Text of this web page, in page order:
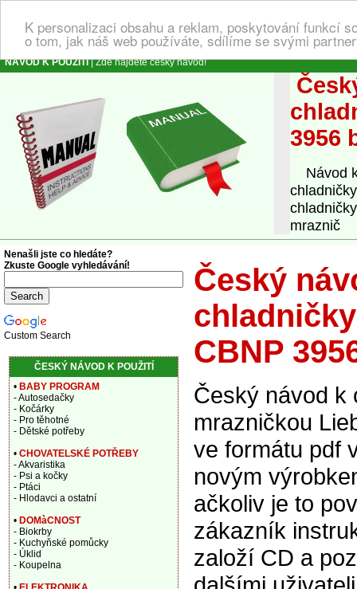
K personalizaci obsahu a reklam, poskytování funkcí
o tom, jak náš web používáte, sdílíme se svými
NÁVOD K POUŽITÍ| Zde najdete český návod!
3956
Návod k
mraznič
Český
CBNP
Český návod k
mrazničkou
ve formátu pdf
novým
ačkoliv je to
zákazník
založí CD a
Nenašli jste co hledáte?
Zkuste Google vyhledávání!
Custom Search
ČESKÝ NÁVOD K POUŽITÍ
• BABY PROGRAM
- Autosedačky
- Kočárky
- Pro těhotné
- Dětské potřeby
• CHOVATELSKÉ POTŘEBY
- Akvaristika
- Psi a kočky
- Ptáci
- Hlodavci a ostatní
• DOMàCNOST
- Biokrby
- Kuchyňské pomůcky
- Úklid
- Koupelna